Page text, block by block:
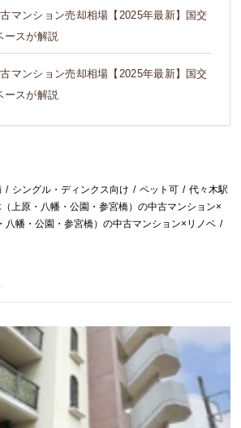
マンション売却相場【2025年最新】国交
ースが解説
マンション売却相場【2025年最新】国交
ースが解説
シングル・ディンクス向け ペット可
代々木駅
上原・八幡・公園・参宮橋）の中古マンション×
八幡・公園・参宮橋）の中古マンション×リノベ